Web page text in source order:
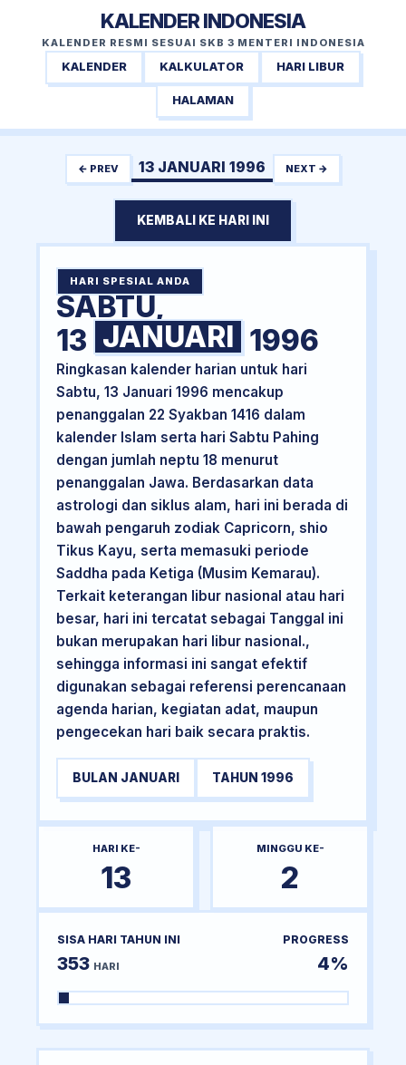
KALENDER INDONESIA
KALENDER RESMI SESUAI SKB 3 MENTERI INDONESIA
KALENDER KALKULATOR HARI LIBUR
HALAMAN
← PREV 13 JANUARI 1996 NEXT →
KEMBALI KE HARI INI
HARI SPESIAL ANDA
SABTU,
13 JANUARI 1996
Ringkasan kalender harian untuk hari
Sabtu, 13 Januari 1996 mencakup
penanggalan 22 Syakban 1416 dalam
kalender Islam serta hari Sabtu Pahing
dengan jumlah neptu 18 menurut
penanggalan Jawa. Berdasarkan data
astrologi dan siklus alam, hari ini berada di
bawah pengaruh zodiak Capricorn, shio
Tikus Kayu, serta memasuki periode
Saddha pada Ketiga (Musim Kemarau).
Terkait keterangan libur nasional atau hari
besar, hari ini tercatat sebagai Tanggal ini
bukan merupakan hari libur nasional.,
sehingga informasi ini sangat efektif
digunakan sebagai referensi perencanaan
agenda harian, kegiatan adat, maupun
pengecekan hari baik secara praktis.
BULAN JANUARI TAHUN 1996
HARI KE-
13
MINGGU KE-
2
SISA HARI TAHUN INI
353 HARI
PROGRESS
4%